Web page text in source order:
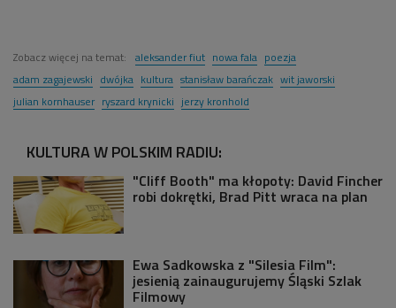
Zobacz więcej na temat: aleksander fiut nowa fala poezja
adam zagajewski dwójka kultura stanisław barańczak wit jaworski
julian kornhauser ryszard krynicki jerzy kronhold
KULTURA W POLSKIM RADIU:
"Cliff Booth" ma kłopoty: David Fincher
robi dokrętki, Brad Pitt wraca na plan
Ewa Sadkowska z "Silesia Film":
jesienią zainaugurujemy Śląski Szlak
Filmowy